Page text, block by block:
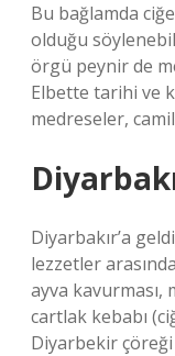
Bu bağlamda
olduğu
örgü peynir de
Elbette tarihi ve
medreseler,
Diyarbakır’a
lezzetler
ayva kavurması,
cartlak kebabı
Diyarbekir